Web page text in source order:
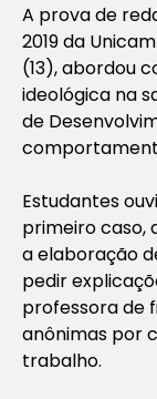
A prova de
2019 da
(13), abordou
ideológica na
de
Estudantes
primeiro caso,
a elaboração
pedir
professora de
anônimas por
trabalho.